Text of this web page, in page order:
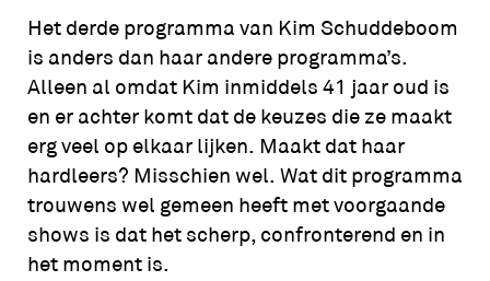
Het derde programma van Kim Schuddeboom
is anders dan haar andere programma’s.
Alleen al omdat Kim inmiddels 41 jaar oud is
en er achter komt dat de keuzes die ze maakt
erg veel op elkaar lijken. Maakt dat haar
hardleers? Misschien wel. Wat dit programma
trouwens wel gemeen heeft met voorgaande
shows is dat het scherp, confronterend en in
het moment is.